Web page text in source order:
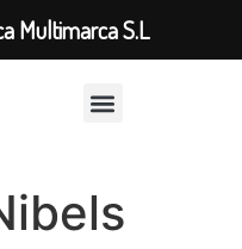
Multimarca S.L